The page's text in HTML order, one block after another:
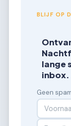
BLIJF OP
lange
inbox.
Geen